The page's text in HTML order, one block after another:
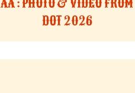
DOT 2026